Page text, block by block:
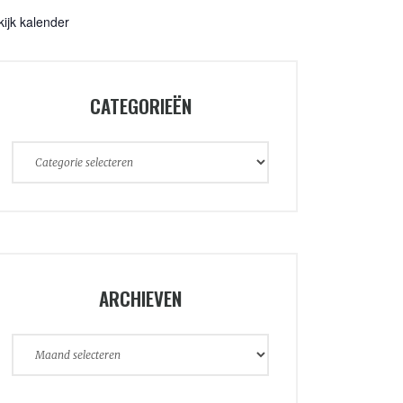
kalender
CATEGORIEËN
Categorieën
ARCHIEVEN
Archieven